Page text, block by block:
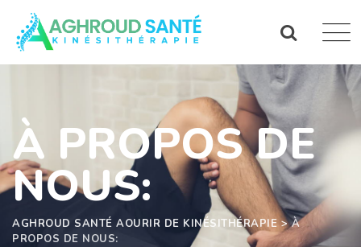
À PROPOS DE
NOUS:
AGHROUD SANTÉ AOURIR DE KINÉSITHÉRAPIE>À
PROPOS DE NOUS: